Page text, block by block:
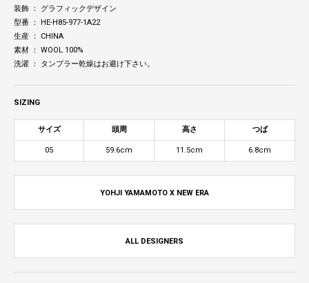
装飾 ： グラフィックデザイン
型番 ： HE-H85-977-1A22
生産 ： CHINA
素材 ： WOOL 100%
洗濯 ： タンブラー乾燥はお避け下さい。
SIZING
サイズ 頭周 高さ つば
05 59.6cm 11.5cm 6.8cm
YOHJI YAMAMOTO X NEW ERA
ALL DESIGNERS